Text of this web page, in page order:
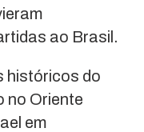
ao Brasil.
históricos do
no Oriente
em